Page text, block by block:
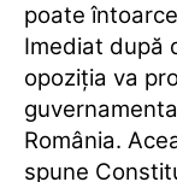
poate
Imediat după
opoziţia va
România.
spune